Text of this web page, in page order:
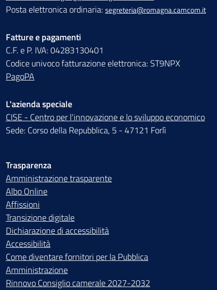
Posta elettronica ordinaria: segreteria@romagna.camcom.it
Fatture e pagamenti
C.F. e P. IVA: 04283130401
Codice univoco fatturazione elettronica: ST9NPX
PagoPA
L'azienda speciale
CISE - Centro per l'innovazione e lo sviluppo economico
Sede: Corso della Repubblica, 5 - 47121 Forlì
Trasparenza
Amministrazione trasparente
Albo Online
Affissioni
Transizione digitale
Dichiarazione di accessibilità
Accessibilità
Come diventare fornitori per la Pubblica
Amministrazione
Rinnovo Consiglio camerale 2027-2032